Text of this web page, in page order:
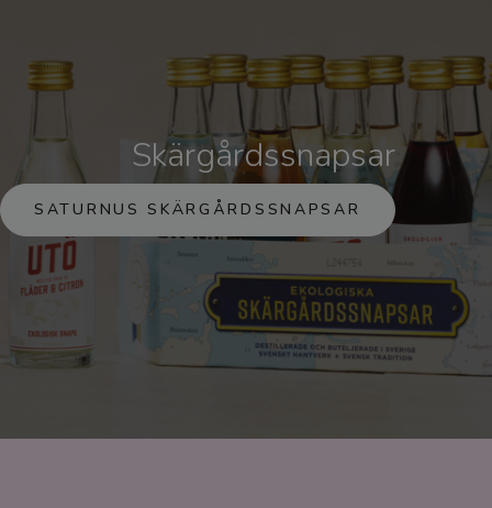
Skärgårdssnapsar
SATURNUS SKÄRGÅRDSSNAPSAR